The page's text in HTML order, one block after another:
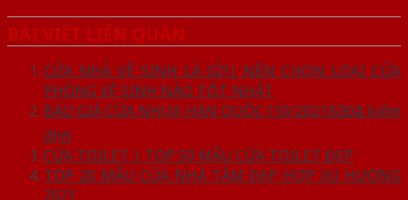
BÀI VIẾT LIÊN QUAN
CỬA NHÀ VỆ SINH LÀ GÌ?| NÊN CHỌN LOẠI CỬA
PHÒNG VỆ SINH NÀO TỐT NHẤT
BÁO GIÁ CỬA NHỰA HÀN QUỐC [10/2021]☑️Đã kiểm
định
CỬA TOILET | TOP 50 MẪU CỬA TOILET ĐẸP
TOP 20 MẪU CỬA NHÀ TẮM ĐẸP HỢP XU HƯỚNG
2021